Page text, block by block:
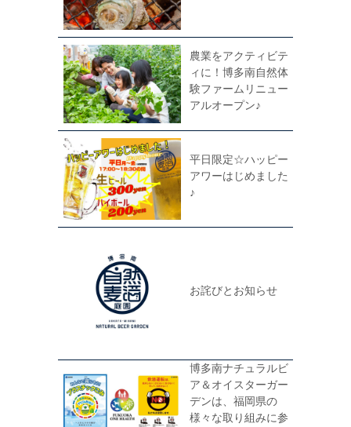
農業をアクティビテ
ィに！博多南自然体
験ファームリニュー
アルオープン♪
平日限定☆ハッピー
アワーはじめました
♪
お詫びとお知らせ
博多南ナチュラルビ
ア＆オイスターガー
デンは、福岡県の
様々な取り組みに参